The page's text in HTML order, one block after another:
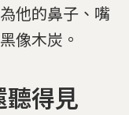
他的鼻子、嘴
像木炭。
得見